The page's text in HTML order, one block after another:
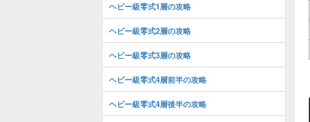
ヘビー級零式1層の攻略
ヘビー級零式2層の攻略
ヘビー級零式3層の攻略
ヘビー級零式4層前半の攻略
ヘビー級零式4層後半の攻略